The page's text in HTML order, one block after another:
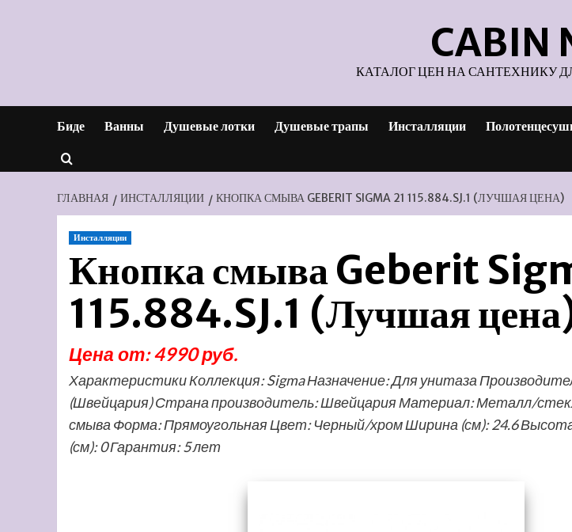
CABIN
КАТАЛОГ ЦЕН НА САНТЕХНИКУ
Биде Ванны Душевые лотки Душевые трапы Инсталляции
ГЛАВНАЯ ИНСТАЛЛЯЦИИ КНОПКА СМЫВА GEBERIT SIGMA 21 115.884.SJ.1 (ЛУЧШАЯ ЦЕНА)
Инсталляции
Кнопка смыва Geberit
115.884.SJ.1 (Лучшая
Цена от: 4990 руб.
Характеристики Коллекция: Sigma Назначение: Для унитаза
(Швейцария) Страна производитель: Швейцария Материал: Металл/
смыва Форма: Прямоугольная Цвет: Черный/хром Ширина (см): 24.6 Высота
(см): 0 Гарантия: 5 лет